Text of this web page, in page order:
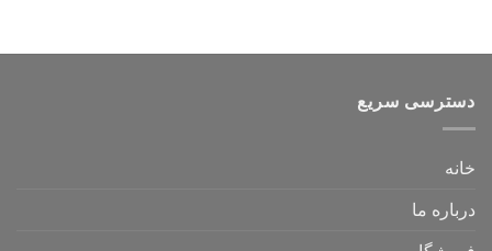
دسترسی سریع
خانه
درباره ما